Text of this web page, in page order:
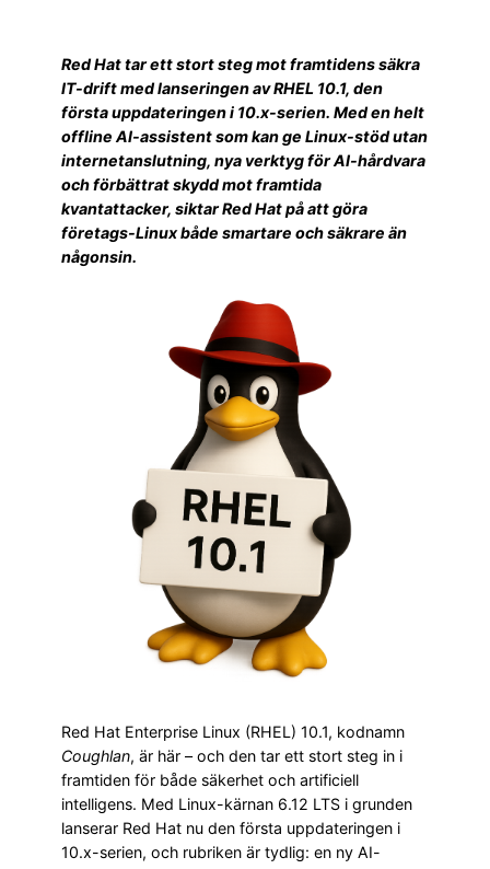
Red Hat tar ett stort steg mot framtidens säkra
IT-drift med lanseringen av RHEL 10.1, den
första uppdateringen i 10.x-serien. Med en helt
offline AI-assistent som kan ge Linux-stöd utan
internetanslutning, nya verktyg för AI-hårdvara
och förbättrat skydd mot framtida
kvantattacker, siktar Red Hat på att göra
företags-Linux både smartare och säkrare än
någonsin.
Red Hat Enterprise Linux (RHEL) 10.1, kodnamn
Coughlan, är här – och den tar ett stort steg in i
framtiden för både säkerhet och artificiell
intelligens. Med Linux-kärnan 6.12 LTS i grunden
lanserar Red Hat nu den första uppdateringen i
10.x-serien, och rubriken är tydlig: en ny AI-